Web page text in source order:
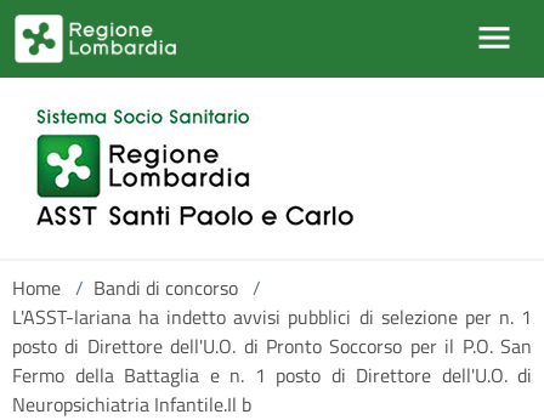
Salta al contenuto principale
Home / Bandi di concorso /
L'ASST-lariana ha indetto avvisi pubblici di selezione per n. 1
posto di Direttore dell'U.O. di Pronto Soccorso per il P.O. San
Fermo della Battaglia e n. 1 posto di Direttore dell'U.O. di
Neuropsichiatria Infantile.Il b